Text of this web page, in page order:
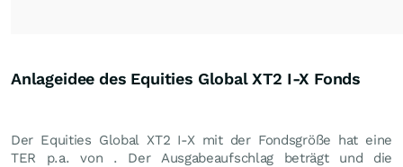
Anlageidee des Equities Global XT2 I-X Fonds
Der Equities Global XT2 I-X mit der Fondsgröße hat eine
TER p.a. von . Der Ausgabeaufschlag beträgt und die